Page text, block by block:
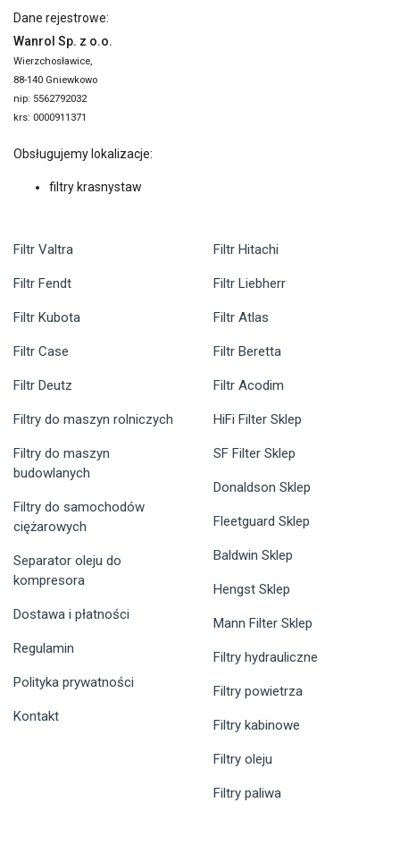
Dane rejestrowe:
Wanrol Sp. z o.o.
Wierzchosławice,
88-140 Gniewkowo
nip: 5562792032
krs: 0000911371
Obsługujemy lokalizacje:
filtry krasnystaw
Filtr Valtra
Filtr Fendt
Filtr Kubota
Filtr Case
Filtr Deutz
Filtr Hitachi
Filtr Liebherr
Filtr Atlas
Filtr Beretta
Filtr Acodim
Filtry do maszyn rolniczych
Filtry do maszyn
budowlanych
Filtry do samochodów
ciężarowych
Separator oleju do
kompresora
Dostawa i płatności
Regulamin
Polityka prywatności
Kontakt
HiFi Filter Sklep
SF Filter Sklep
Donaldson Sklep
Fleetguard Sklep
Baldwin Sklep
Hengst Sklep
Mann Filter Sklep
Filtry hydrauliczne
Filtry powietrza
Filtry kabinowe
Filtry oleju
Filtry paliwa